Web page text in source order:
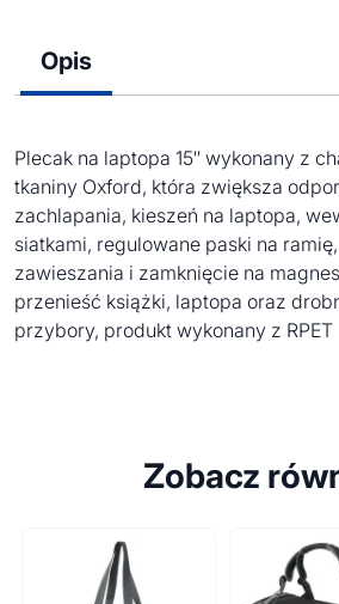
Opis
Plecak na laptopa 15″ wykonany z
tkaniny Oxford, która zwiększa
zachlapania, kieszeń na laptopa,
siatkami, regulowane paski na
zawieszania i zamknięcie na
przenieść książki, laptopa oraz
przybory, produkt wykonany z RPET
Zobacz